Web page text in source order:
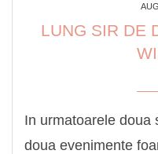
LUNG SIR DE
In urmatoarele doua
doua evenimente